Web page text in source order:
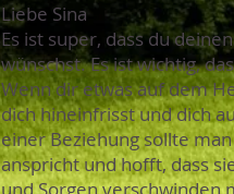
Liebe Sina
Es ist super, dass du
wünschst. Es ist wichtig,
Wenn dir etwas auf dem
dich hineinfrisst und dich
einer Beziehung sollte
anspricht und hofft, dass